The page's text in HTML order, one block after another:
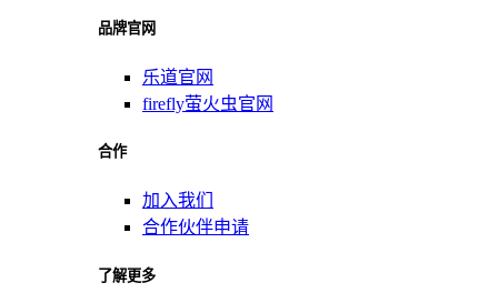
品牌官网
乐道官网
firefly萤火虫官网
合作
加入我们
合作伙伴申请
了解更多